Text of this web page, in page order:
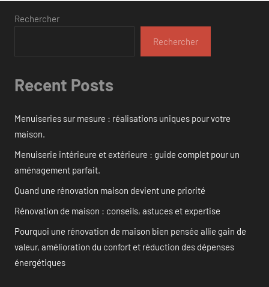
Rechercher
Rechercher
Recent Posts
Menuiseries sur mesure : réalisations uniques pour votre
maison.
Menuiserie intérieure et extérieure : guide complet pour un
aménagement parfait.
Quand une rénovation maison devient une priorité
Rénovation de maison : conseils, astuces et expertise
Pourquoi une rénovation de maison bien pensée allie gain de
valeur, amélioration du confort et réduction des dépenses
énergétiques